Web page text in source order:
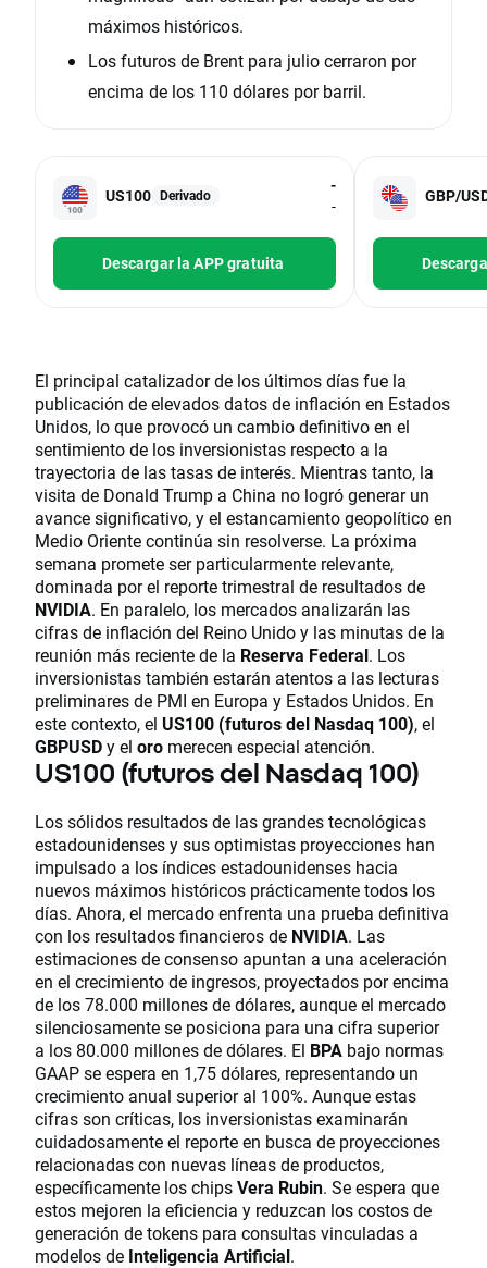
máximos históricos.
Los futuros de Brent para julio cerraron por
encima de los 110 dólares por barril.
US100 Derivado
-
-
Descargar la APP gratuita
GBP/
El principal catalizador de los últimos días fue la
publicación de elevados datos de inflación en Estados
Unidos, lo que provocó un cambio definitivo en el
sentimiento de los inversionistas respecto a la
trayectoria de las tasas de interés. Mientras tanto, la
visita de Donald Trump a China no logró generar un
avance significativo, y el estancamiento geopolítico en
Medio Oriente continúa sin resolverse. La próxima
semana promete ser particularmente relevante,
dominada por el reporte trimestral de resultados de
NVIDIA. En paralelo, los mercados analizarán las
cifras de inflación del Reino Unido y las minutas de la
reunión más reciente de la Reserva Federal. Los
inversionistas también estarán atentos a las lecturas
preliminares de PMI en Europa y Estados Unidos. En
este contexto, el US100 (futuros del Nasdaq 100), el
GBPUSDy el oro merecen especial atención.
US100 (futuros del Nasdaq 100)
Los sólidos resultados de las grandes tecnológicas
estadounidenses y sus optimistas proyecciones han
impulsado a los índices estadounidenses hacia
nuevos máximos históricos prácticamente todos los
días. Ahora, el mercado enfrenta una prueba definitiva
con los resultados financieros de NVIDIA. Las
estimaciones de consenso apuntan a una aceleración
en el crecimiento de ingresos, proyectados por encima
de los 78.000 millones de dólares, aunque el mercado
silenciosamente se posiciona para una cifra superior
a los 80.000 millones de dólares. El BPA bajo normas
GAAP se espera en 1,75 dólares, representando un
crecimiento anual superior al 100%. Aunque estas
cifras son críticas, los inversionistas examinarán
cuidadosamente el reporte en busca de proyecciones
relacionadas con nuevas líneas de productos,
específicamente los chipsVera Rubin. Se espera que
estos mejoren la eficiencia y reduzcan los costos de
generación de tokens para consultas vinculadas a
modelos de Inteligencia Artificial.